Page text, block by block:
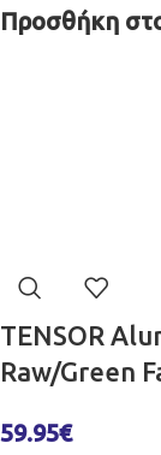
Προσθήκη
TENSOR
Raw/Green
59.95€